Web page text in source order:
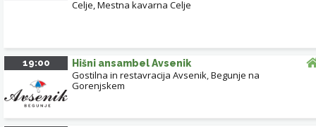
Celje, Mestna kavarna Celje
19:00 Hišni ansambel Avsenik
Gostilna in restavracija Avsenik,Begunje na
Gorenjskem